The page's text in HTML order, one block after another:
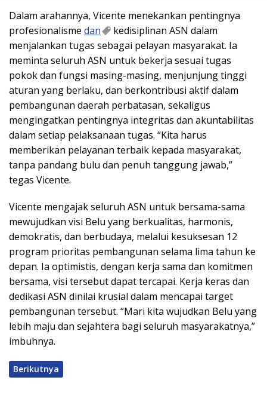
Dalam arahannya, Vicente menekankan pentingnya
profesionalisme dan
kedisiplinan ASN dalam
menjalankan tugas sebagai pelayan masyarakat. Ia
meminta seluruh ASN untuk bekerja sesuai tugas
pokok dan fungsi masing-masing, menjunjung tinggi
aturan yang berlaku, dan berkontribusi aktif dalam
pembangunan daerah perbatasan, sekaligus
mengingatkan pentingnya integritas dan akuntabilitas
dalam setiap pelaksanaan tugas. “Kita harus
memberikan pelayanan terbaik kepada masyarakat,
tanpa pandang bulu dan penuh tanggung jawab,”
tegas Vicente.
Vicente mengajak seluruh ASN untuk bersama-sama
mewujudkan visi Belu yang berkualitas, harmonis,
demokratis, dan berbudaya, melalui kesuksesan 12
program prioritas pembangunan selama lima tahun ke
depan. Ia optimistis, dengan kerja sama dan komitmen
bersama, visi tersebut dapat tercapai. Kerja keras dan
dedikasi ASN dinilai krusial dalam mencapai target
pembangunan tersebut. “Mari kita wujudkan Belu yang
lebih maju dan sejahtera bagi seluruh masyarakatnya,”
imbuhnya.
Berikutnya